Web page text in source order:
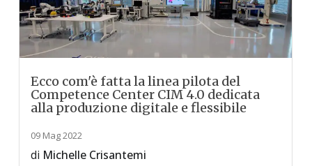
Ecco com'è fatta la linea pilota del
Competence Center CIM 4.0 dedicata
alla produzione digitale e flessibile
09 Mag 2022
di Michelle Crisantemi